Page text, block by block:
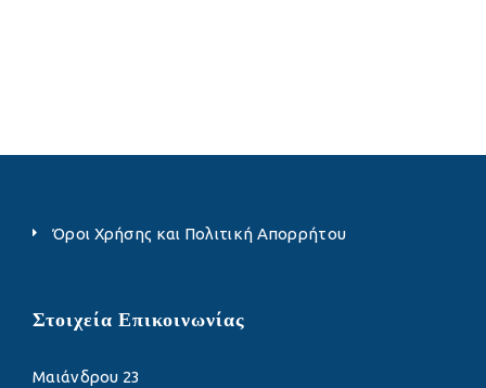
Όροι Χρήσης και Πολιτική Απορρήτου
Στοιχεία Επικοινωνίας
Μαιάνδρου 23